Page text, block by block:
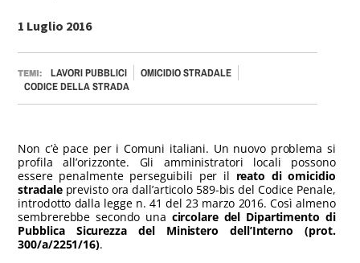
1 Luglio 2016
TEMI: LAVORI PUBBLICI
OMICIDIO STRADALE
CODICE DELLA STRADA
Non c’è pace per i Comuni italiani. Un nuovo problema si
profila all’orizzonte. Gli amministratori locali possono
essere penalmente perseguibili per il reato di omicidio
stradaleprevisto ora dall’articolo 589-bis del Codice Penale,
introdotto dalla legge n. 41 del 23 marzo 2016. Così almeno
sembrerebbe secondo una circolare del Dipartimento di
Pubblica Sicurezza del Ministero dell’Interno (prot.
300/a/2251/16).